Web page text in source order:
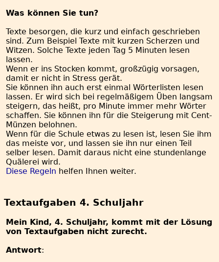
Was können Sie tun?
Texte besorgen, die kurz und einfach geschrieben
sind. Zum Beispiel Texte mit kurzen Scherzen und
Witzen. Solche Texte jeden Tag 5 Minuten lesen
lassen.
Wenn er ins Stocken kommt, großzügig vorsagen,
damit er nicht in Stress gerät.
Sie können ihn auch erst einmal Wörterlisten lesen
lassen. Er wird sich bei regelmäßigem Üben langsam
steigern, das heißt, pro Minute immer mehr Wörter
schaffen. Sie können ihn für die Steigerung mit Cent-
Münzen belohnen.
Wenn für die Schule etwas zu lesen ist, lesen Sie ihm
das meiste vor, und lassen sie ihn nur einen Teil
selber lesen. Damit daraus nicht eine stundenlange
Quälerei wird.
Diese Regeln helfen Ihnen weiter.
Textaufgaben 4. Schuljahr
Mein Kind, 4. Schuljahr, kommt mit der Lösung
von Textaufgaben nicht zurecht.
Antwort: